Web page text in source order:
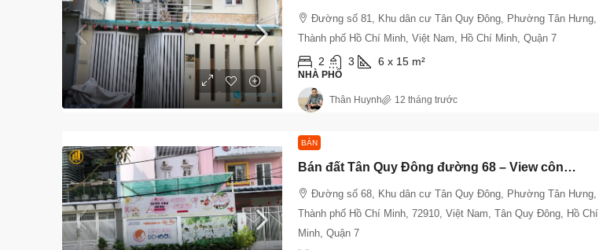
Đường số 81, Khu dân cư Tân Quy Đông, Phường Tân Hưng,
Thành phố Hồ Chí Minh, Việt Nam, Hồ Chí Minh, Quận 7
2 3 6 x 15 m²
NHÀ PHỐ
Thân Huynh 12 tháng trước
BÁN
Bán đất Tân Quy Đông đường 68 – View công viên, diện tích 6x15m, giá 16 tỷ
Đường số 68, Khu dân cư Tân Quy Đông, Phường Tân Hưng,
Thành phố Hồ Chí Minh, 72910, Việt Nam, Tân Quy Đông, Hồ Chí
Minh, Quận 7